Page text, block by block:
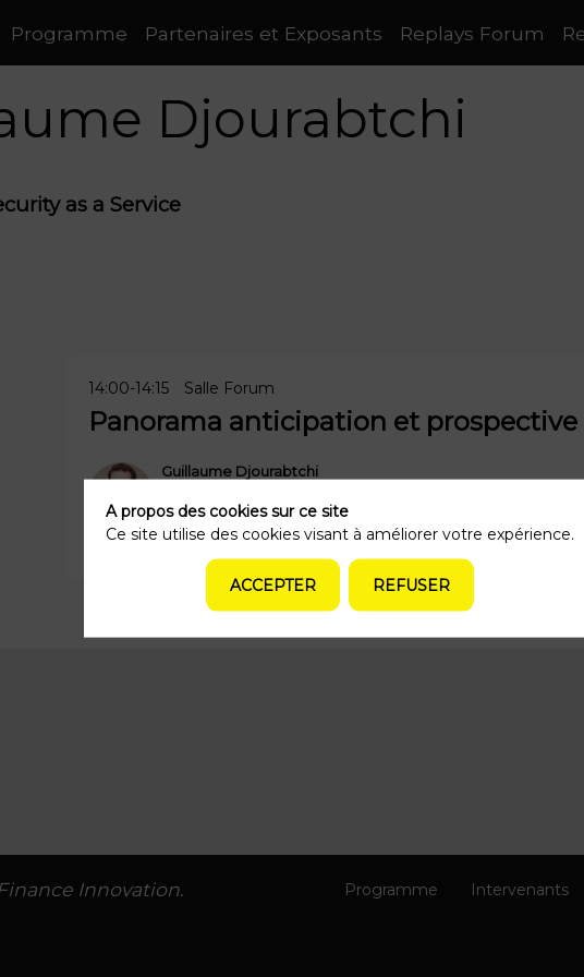
Programme Partenaires et Exposants Replays Forum
Djourabtchi
as a Service
14:00-14:15 Salle Forum
Panorama anticipation et
GD
Guillaume Djourabtchi
CMO Cybersecurity as a Service
Innovation. Programme Intervenants
A propos des cookies sur ce site
Ce site utilise des cookies visant à améliorer votre expérience.
ACCEPTER REFUSER